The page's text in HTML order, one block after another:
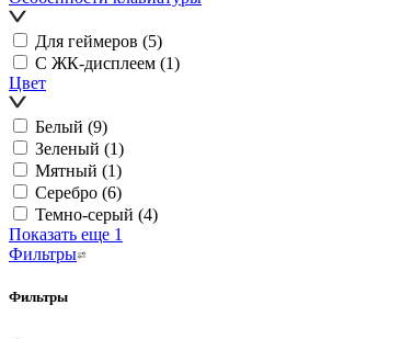
Для геймеров (5)
С ЖК-дисплеем (1)
Цвет
Белый (9)
Зеленый (1)
Мятный (1)
Серебро (6)
Темно-серый (4)
Показать еще 1
Фильтры
Фильтры